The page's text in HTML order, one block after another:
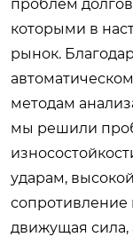
проблем
которыми в
рынок.
методам
мы решили
ударам,
сопротивление
движущая сила,